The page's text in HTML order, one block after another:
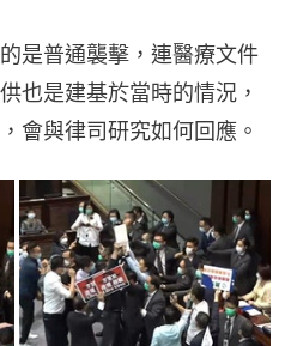
是普通襲擊，連醫療文件
也是建基於當時的情況，
會與律司研究如何回應。